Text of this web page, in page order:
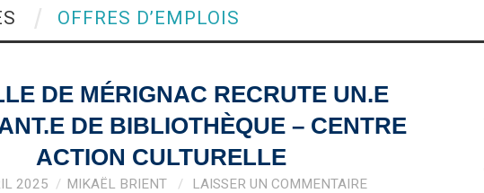
OFFRES D’EMPLOIS
DE MÉRIGNAC RECRUTE UN.E
DE BIBLIOTHÈQUE – CENTRE
ACTION CULTURELLE
2025 MIKAËL BRIENT LAISSER UN COMMENTAIRE